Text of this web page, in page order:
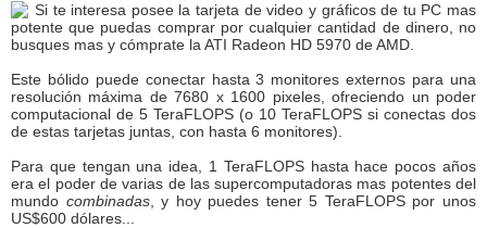
Si te interesa posee la tarjeta de video y gráficos de tu PC mas
potente que puedas comprar por cualquier cantidad de dinero, no
busques mas y cómprate la ATI Radeon HD 5970 de AMD.
Este bólido puede conectar hasta 3 monitores externos para una
resolución máxima de 7680 x 1600 pixeles, ofreciendo un poder
computacional de 5 TeraFLOPS (o 10 TeraFLOPS si conectas dos
de estas tarjetas juntas, con hasta 6 monitores).
Para que tengan una idea, 1 TeraFLOPS hasta hace pocos años
era el poder de varias de las supercomputadoras mas potentes del
mundo combinadas, y hoy puedes tener 5 TeraFLOPS por unos
US$600 dólares...